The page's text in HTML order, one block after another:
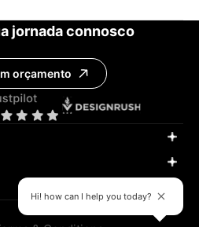
jornada connosco
orçamento
Hi! how can I help you today?